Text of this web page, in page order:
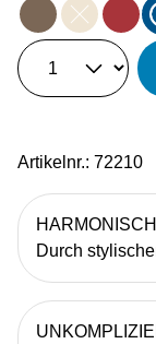
mocha
sand
(Diese
Artikelnr.: 72210
Durch